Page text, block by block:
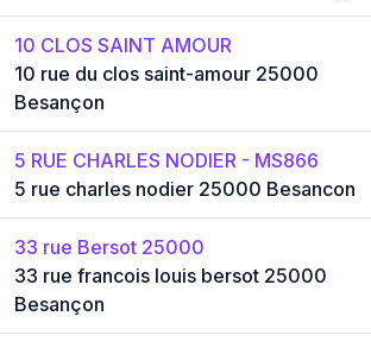
10 CLOS SAINT AMOUR
10 rue du clos saint-amour 25000
Besançon
5 RUE CHARLES NODIER - MS866
5 rue charles nodier 25000 Besancon
33 rue Bersot 25000
33 rue francois louis bersot 25000
Besançon